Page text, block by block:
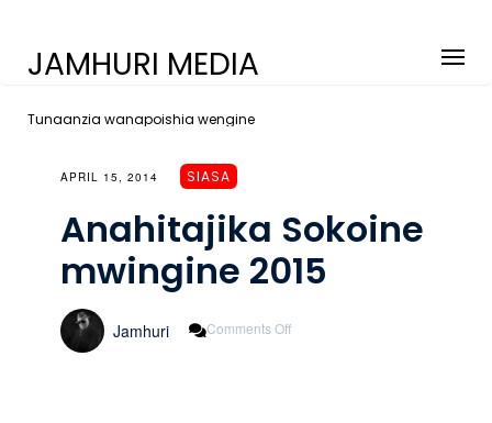
JAMHURI MEDIA
Tunaanzia wanapoishia wengine
APRIL 15, 2014 SIASA
Anahitajika Sokoine
mwingine 2015
Jamhuri Comments Off